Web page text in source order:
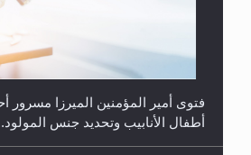
فتوى أمير المؤمنين الميرزا مسرور
أطفال الأنابيب وتحديد جنس